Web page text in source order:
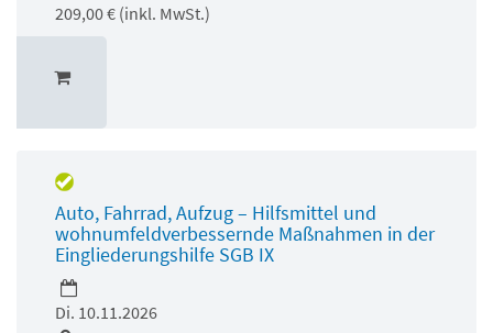
209,00 € (inkl. MwSt.)
Auto, Fahrrad, Aufzug – Hilfsmittel und
wohnumfeldverbessernde Maßnahmen in der
Eingliederungshilfe SGB IX
Di. 10.11.2026